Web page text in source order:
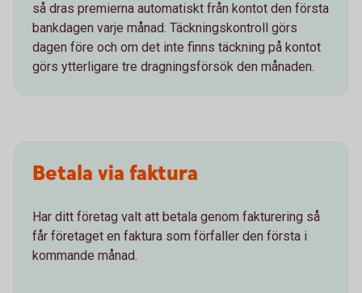
så dras premierna automatiskt från kontot den första
bankdagen varje månad. Täckningskontroll görs
dagen före och om det inte finns täckning på kontot
görs ytterligare tre dragningsförsök den månaden.
Betala via faktura
Har ditt företag valt att betala genom fakturering så
får företaget en faktura som förfaller den första i
kommande månad.